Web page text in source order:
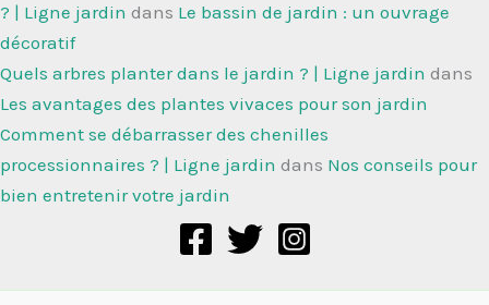
? | Ligne jardin dans Le bassin de jardin : un ouvrage
décoratif
Quels arbres planter dans le jardin ? | Ligne jardin dans
Les avantages des plantes vivaces pour son jardin
Comment se débarrasser des chenilles
processionnaires ? | Ligne jardin dans Nos conseils pour
bien entretenir votre jardin